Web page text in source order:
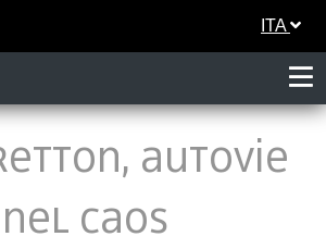
ITA
Autovie
caos